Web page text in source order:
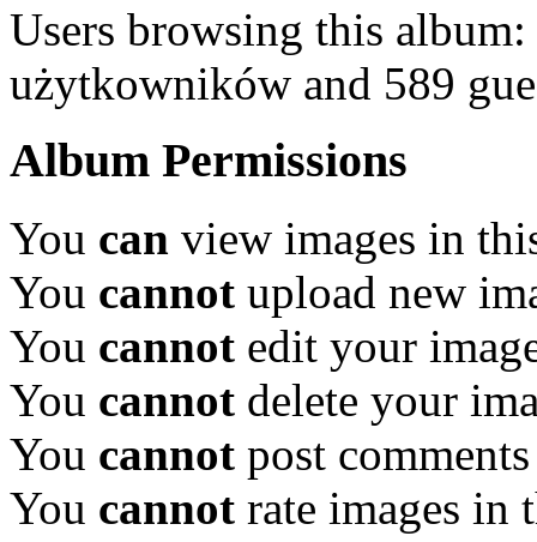
Users browsing this
użytkowników and 589
Album Permissions
You can view images in
You cannot upload new
You cannot edit your
You cannot delete your
You cannot post
You cannot rate images in